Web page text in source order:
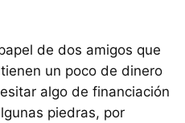
de dos amigos que
un poco de dinero
algo de financiación
piedras, por